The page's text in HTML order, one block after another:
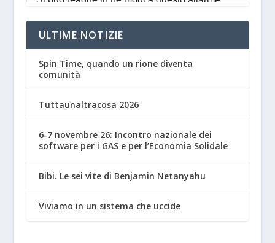
ULTIME NOTIZIE
Spin Time, quando un rione diventa
comunità
Tuttaunaltracosa 2026
6-7 novembre 26: Incontro nazionale dei
software per i GAS e per l’Economia Solidale
Bibi. Le sei vite di Benjamin Netanyahu
Viviamo in un sistema che uccide